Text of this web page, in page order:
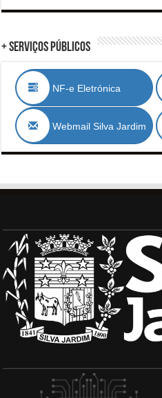
+ Serviços Públicos
NF-e Eletrónica
Webmail Silva Jardim